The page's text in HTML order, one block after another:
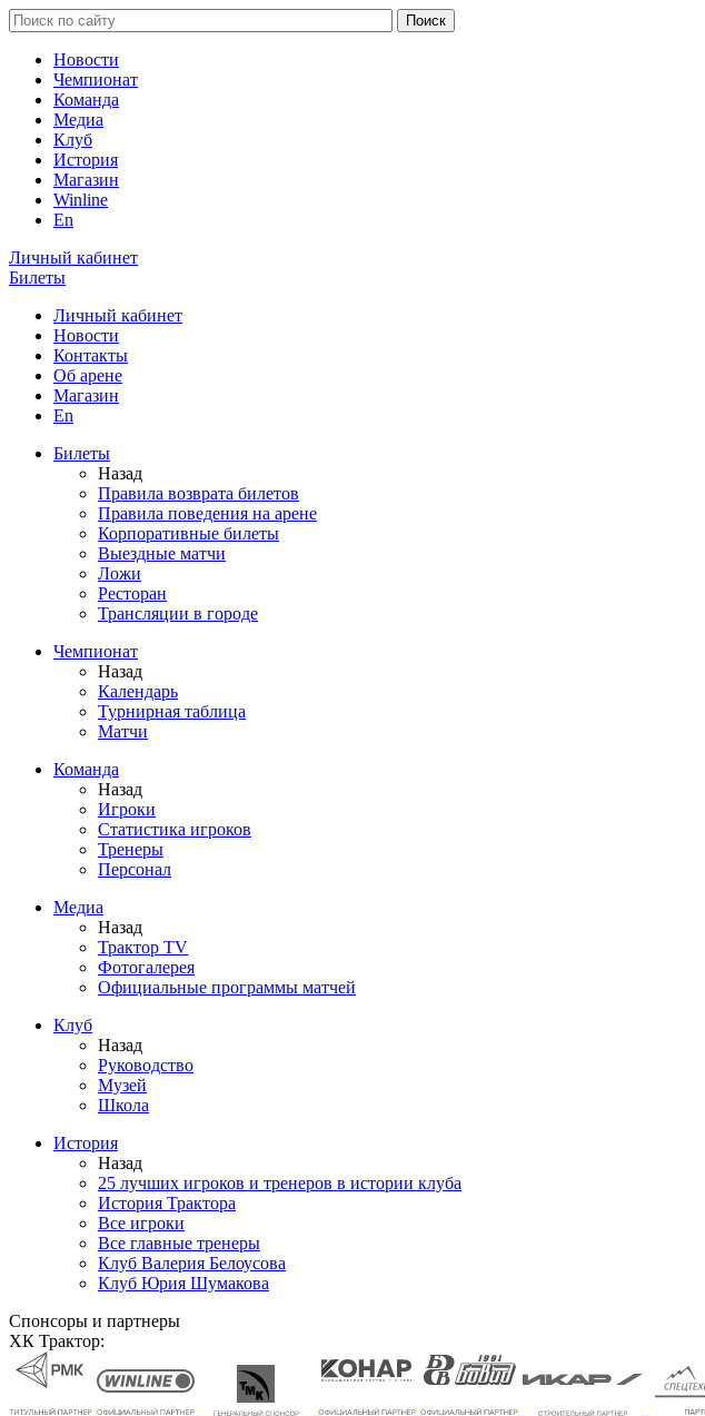
Новости
Чемпионат
Команда
Медиа
Клуб
История
Магазин
Winline
En
Личный кабинет
Билеты
Личный кабинет
Новости
Контакты
Об арене
Магазин
En
Билеты
Назад
Правила возврата билетов
Правила поведения на арене
Корпоративные билеты
Выездные матчи
Ложи
Ресторан
Трансляции в городе
Чемпионат
Назад
Календарь
Турнирная таблица
Матчи
Команда
Назад
Игроки
Статистика игроков
Тренеры
Персонал
Медиа
Назад
Трактор TV
Фотогалерея
Официальные программы матчей
Клуб
Назад
Руководство
Музей
Школа
История
Назад
25 лучших игроков и тренеров в истории клуба
История Трактора
Все игроки
Все главные тренеры
Клуб Валерия Белоусова
Клуб Юрия Шумакова
Спонсоры и партнеры
ХК Трактор: